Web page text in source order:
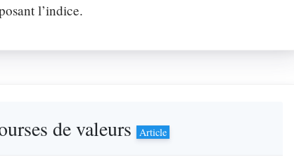
l’indice.
de valeurs Article